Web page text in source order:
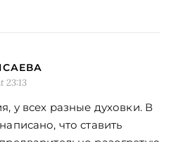
23:13
у всех разные духовки. В
что ставить